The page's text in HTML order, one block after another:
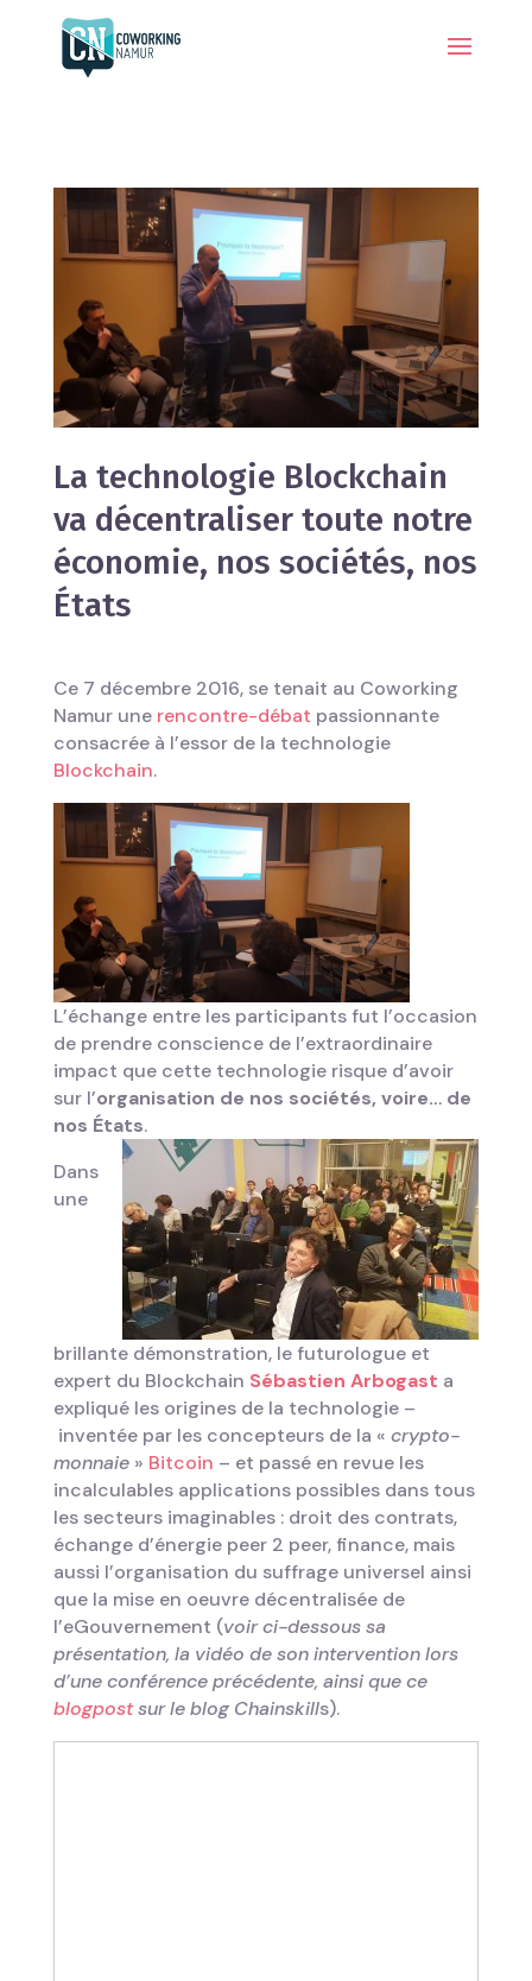
La technologie Blockchain
va décentraliser toute notre
économie, nos sociétés, nos
États
Ce 7 décembre 2016, se tenait au Coworking
Namur une rencontre-débat passionnante
consacrée à l’essor de la technologie
Blockchain.
L’échange entre les participants fut l’occasion
de prendre conscience de l’extraordinaire
impact que cette technologie risque d’avoir
sur l’organisation de nos sociétés, voire… de
nos États.
Dans
une
brillante démonstration, le futurologue et
expert du Blockchain Sébastien Arbogast a
expliqué les origines de la technologie –
inventée par les concepteurs de la « crypto-
monnaie» Bitcoin – et passé en revue les
incalculables applications possibles dans tous
les secteurs imaginables : droit des contrats,
échange d’énergie peer 2 peer, finance, mais
aussi l’organisation du suffrage universel ainsi
que la mise en oeuvre décentralisée de
l’eGouvernement (voir ci-dessous sa
présentation, la vidéo de son intervention lors
d’une conférence précédente, ainsi que ce
blogpostsur le blog Chainskills).